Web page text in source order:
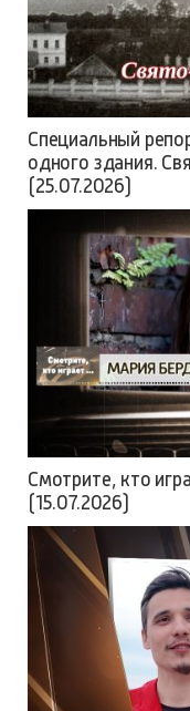
Специальный
одного здания.
(25.07.2026)
Смотрите, кто
(15.07.2026)